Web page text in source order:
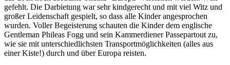
gefehlt. Die Darbietung war sehr kindgerecht und mit viel Witz und
großer Leidenschaft gespielt, so dass alle Kinder angesprochen
wurden. Voller Begeisterung schauten die Kinder dem englische
Gentleman Phileas Fogg und sein Kammerdiener Passepartout zu,
wie sie mit unterschiedlichsten Transportmöglichkeiten (alles aus
einer Kiste!) durch und über Europa reisten.